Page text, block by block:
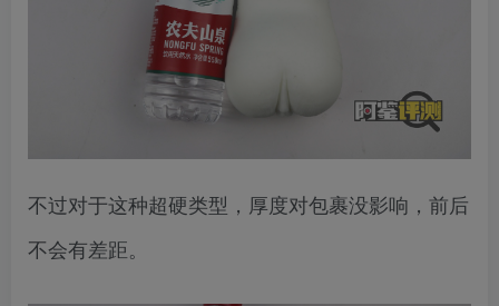
不过对于这种超硬类型，厚度对包裹没影响，前后
不会有差距。